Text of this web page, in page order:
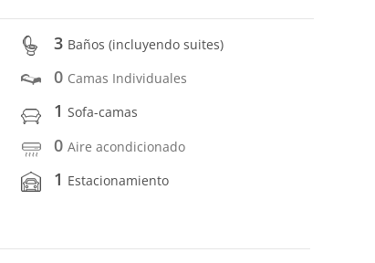
3 Baños (incluyendo suites)
0 Camas Individuales
1Sofa-camas
0Aire acondicionado
1 Estacionamiento